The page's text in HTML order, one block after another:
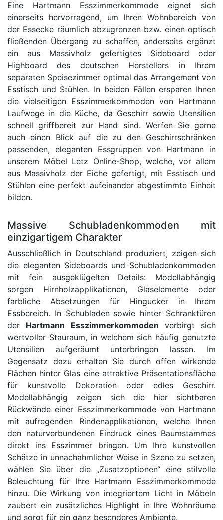
Eine Hartmann Esszimmerkommode eignet sich
einerseits hervorragend, um Ihren Wohnbereich von
der Essecke räumlich abzugrenzen bzw. einen optisch
fließenden Übergang zu schaffen, anderseits ergänzt
ein aus Massivholz gefertigtes Sideboard oder
Highboard des deutschen Herstellers in Ihrem
separaten Speisezimmer optimal das Arrangement von
Esstisch und Stühlen. In beiden Fällen ersparen Ihnen
die vielseitigen Esszimmerkommoden von Hartmann
Laufwege in die Küche, da Geschirr sowie Utensilien
schnell griffbereit zur Hand sind. Werfen Sie gerne
auch einen Blick auf die zu den Geschirrschränken
passenden, eleganten Essgruppen von Hartmann in
unserem Möbel Letz Online-Shop, welche, vor allem
aus Massivholz der Eiche gefertigt, mit Esstisch und
Stühlen eine perfekt aufeinander abgestimmte Einheit
bilden.
Massive Schubladenkommoden mit
einzigartigem Charakter
Ausschließlich in Deutschland produziert, zeigen sich
die eleganten Sideboards und Schubladenkommoden
mit fein ausgeklügelten Details: Modellabhängig
sorgen Hirnholzapplikationen, Glaselemente oder
farbliche Absetzungen für Hingucker in Ihrem
Essbereich. In Schubladen sowie hinter Schranktüren
der Hartmann Esszimmerkommoden verbirgt sich
wertvoller Stauraum, in welchem sich häufig genutzte
Utensilien aufgeräumt unterbringen lassen. Im
Gegensatz dazu erhalten Sie durch offen wirkende
Flächen hinter Glas eine attraktive Präsentationsfläche
für kunstvolle Dekoration oder edles Geschirr.
Modellabhängig zeigen sich die hier sichtbaren
Rückwände einer Esszimmerkommode von Hartmann
mit aufregenden Rindenapplikationen, welche Ihnen
den naturverbundenen Eindruck eines Baumstammes
direkt ins Esszimmer bringen. Um Ihre kunstvollen
Schätze in unnachahmlicher Weise in Szene zu setzen,
wählen Sie über die „Zusatzoptionen“ eine stilvolle
Beleuchtung für Ihre Hartmann Esszimmerkommode
hinzu. Die Wirkung von integriertem Licht in Möbeln
zaubert ein zusätzliches Highlight in Ihre Wohnräume
und sorgt für ein ganz besonderes Ambiente.